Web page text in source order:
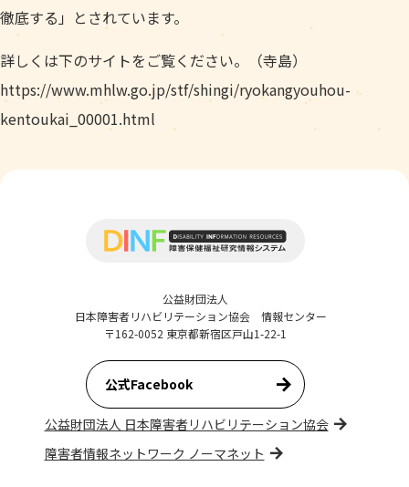
徹底する」とされています。
詳しくは下のサイトをご覧ください。（寺島）
https://www.mhlw.go.jp/stf/shingi/ryokangyouhou-
kentoukai_00001.html
公益財団法人
日本障害者リハビリテーション協会 情報センター
〒162-0052 東京都新宿区戸山1-22-1
公式Facebook
公益財団法人 日本障害者リハビリテーション協会
障害者情報ネットワーク ノーマネット